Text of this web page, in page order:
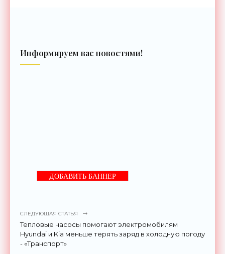
Информируем вас новостями!
ДОБАВИТЬ БАННЕР
СЛЕДУЮЩАЯ СТАТЬЯ
Тепловые насосы помогают электромобилям
Hyundai и Kia меньше терять заряд в холодную погоду
- «Транспорт»